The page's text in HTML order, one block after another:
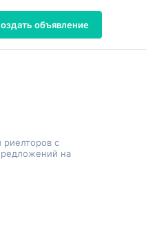
объявление
риелторов с
на